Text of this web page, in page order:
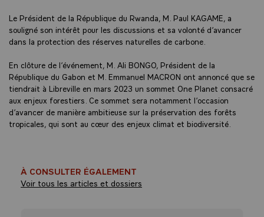
Le Président de la République du Rwanda, M. Paul KAGAME, a
souligné son intérêt pour les discussions et sa volonté d’avancer
dans la protection des réserves naturelles de carbone.
En clôture de l’événement, M. Ali BONGO, Président de la
République du Gabon et M. Emmanuel MACRON ont annoncé que se
tiendrait à Libreville en mars 2023 un sommet One Planet consacré
aux enjeux forestiers. Ce sommet sera notamment l’occasion
d’avancer de manière ambitieuse sur la préservation des forêts
tropicales, qui sont au cœur des enjeux climat et biodiversité.
À CONSULTER ÉGALEMENT
Voir tous les articles et dossiers